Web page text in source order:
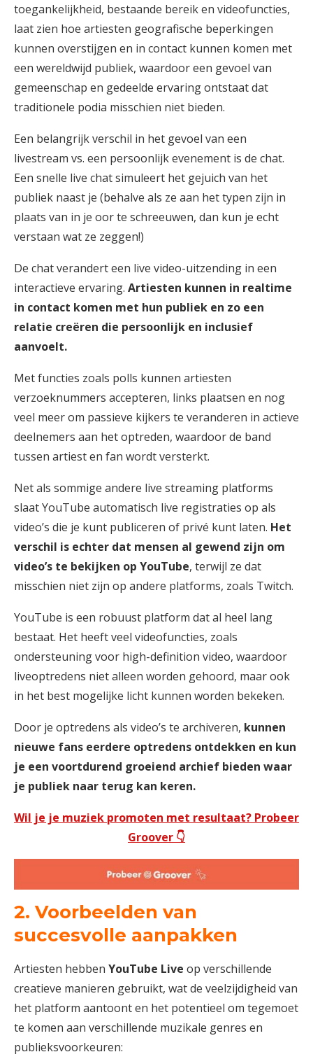
toegankelijkheid, bestaande bereik en videofuncties,
laat zien hoe artiesten geografische beperkingen
kunnen overstijgen en in contact kunnen komen met
een wereldwijd publiek, waardoor een gevoel van
gemeenschap en gedeelde ervaring ontstaat dat
traditionele podia misschien niet bieden.
Een belangrijk verschil in het gevoel van een
livestream vs. een persoonlijk evenement is de chat.
Een snelle live chat simuleert het gejuich van het
publiek naast je (behalve als ze aan het typen zijn in
plaats van in je oor te schreeuwen, dan kun je echt
verstaan wat ze zeggen!)
De chat verandert een live video-uitzending in een
interactieve ervaring. Artiesten kunnen in realtime
in contact komen met hun publiek en zo een
relatie creëren die persoonlijk en inclusief
aanvoelt.
Met functies zoals polls kunnen artiesten
verzoeknummers accepteren, links plaatsen en nog
veel meer om passieve kijkers te veranderen in actieve
deelnemers aan het optreden, waardoor de band
tussen artiest en fan wordt versterkt.
Net als sommige andere live streaming platforms
slaat YouTube automatisch live registraties op als
video’s die je kunt publiceren of privé kunt laten. Het
verschil is echter dat mensen al gewend zijn om
video’s te bekijken op YouTube, terwijl ze dat
misschien niet zijn op andere platforms, zoals Twitch.
YouTube is een robuust platform dat al heel lang
bestaat. Het heeft veel videofuncties, zoals
ondersteuning voor high-definition video, waardoor
liveoptredens niet alleen worden gehoord, maar ook
in het best mogelijke licht kunnen worden bekeken.
Door je optredens als video’s te archiveren, kunnen
nieuwe fans eerdere optredens ontdekken en kun
je een voortdurend groeiend archief bieden waar
je publiek naar terug kan keren.
Wil je je muziek promoten met resultaat? Probeer
Groover 👇
2. Voorbeelden van
succesvolle aanpakken
Artiesten hebben YouTube Live op verschillende
creatieve manieren gebruikt, wat de veelzijdigheid van
het platform aantoont en het potentieel om tegemoet
te komen aan verschillende muzikale genres en
publieksvoorkeuren: